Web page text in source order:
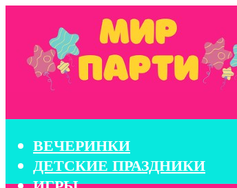
ВЕЧЕРИНКИ
ДЕТСКИЕ ПРАЗДНИКИ